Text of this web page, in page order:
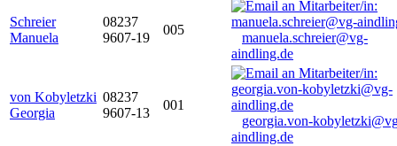
Schreier
Manuela
08237
9607-19
005
manuela.schreier@vg-
aindling.de
von Kobyletzki
Georgia
08237
9607-13
001
georgia.von-
aindling.de